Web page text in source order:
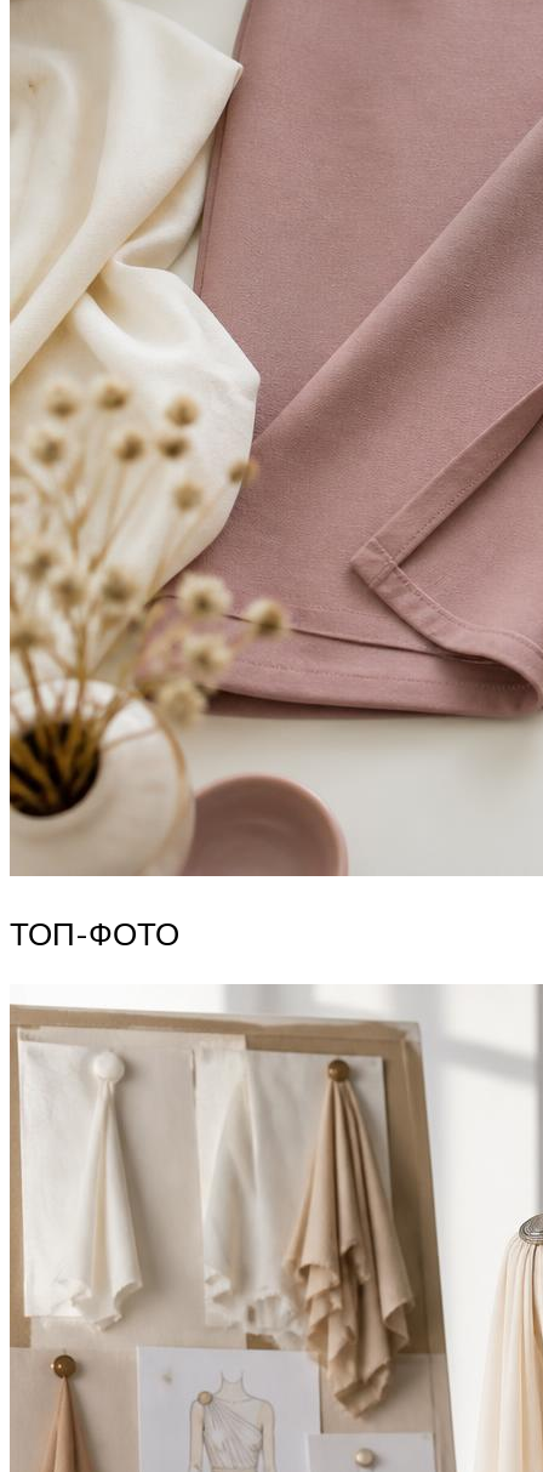
ТОП-ФОТО